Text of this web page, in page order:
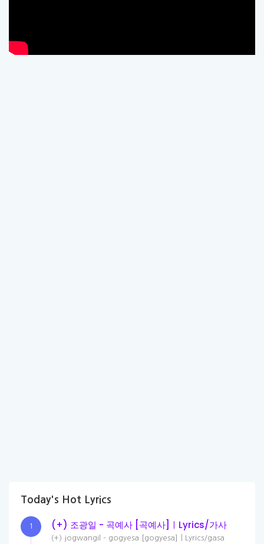
Today's Hot Lyrics
1 (+) 조광일 - 곡예사 [곡예사]ㅣLyrics/가사
(+) jogwangil - gogyesa [gogyesa]ㅣLyrics/gasa